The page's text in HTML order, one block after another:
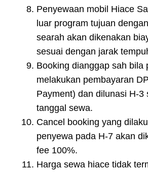
Penyewaan mobil Hiace
luar program tujuan
searah akan dikenakan
sesuai dengan jarak
Booking dianggap sah bila
melakukan pembayaran
Payment) dan dilunasi H-3
tanggal sewa.
Cancel booking yang
penyewa pada H-7 akan
fee 100%.
Harga sewa hiace tidak